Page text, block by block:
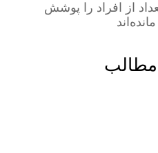
چه تعداد از افراد را پوشش
مطالب